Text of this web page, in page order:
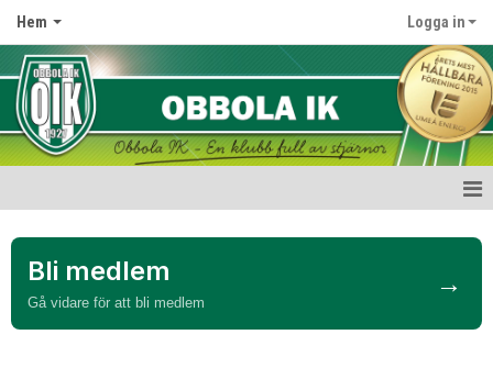
Hem Logga in
Nyheter
Bli medlem
Gå vidare för att bli medlem
→